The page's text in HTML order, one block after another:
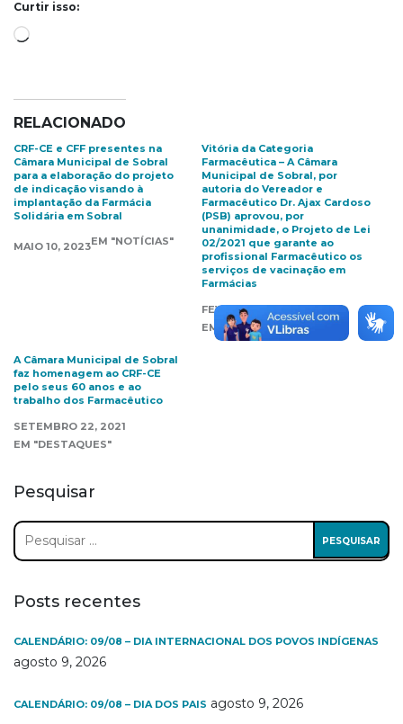
Curtir isso:
Carregando...
RELACIONADO
CRF-CE e CFF presentes na
Câmara Municipal de Sobral
para a elaboração do projeto
de indicação visando à
implantação da Farmácia
Solidária em Sobral
MAIO 10, 2023EM "NOTÍCIAS"
Vitória da Categoria
Farmacêutica – A Câmara
Municipal de Sobral, por
autoria do Vereador e
Farmacêutico Dr. Ajax Cardoso
(PSB) aprovou, por
unanimidade, o Projeto de Lei
02/2021 que garante ao
profissional Farmacêutico os
serviços de vacinação em
Farmácias
FEVEREIRO 23, 2021
EM "DESTAQUES"
A Câmara Municipal de Sobral
faz homenagem ao CRF-CE
pelo seus 60 anos e ao
trabalho dos Farmacêutico
SETEMBRO 22, 2021
EM "DESTAQUES"
Pesquisar
Pesquisar
por:
Posts recentes
CALENDÁRIO: 09/08 – DIA INTERNACIONAL DOS POVOS INDÍGENAS
agosto 9, 2026
CALENDÁRIO: 09/08 – DIA DOS PAIS agosto 9, 2026